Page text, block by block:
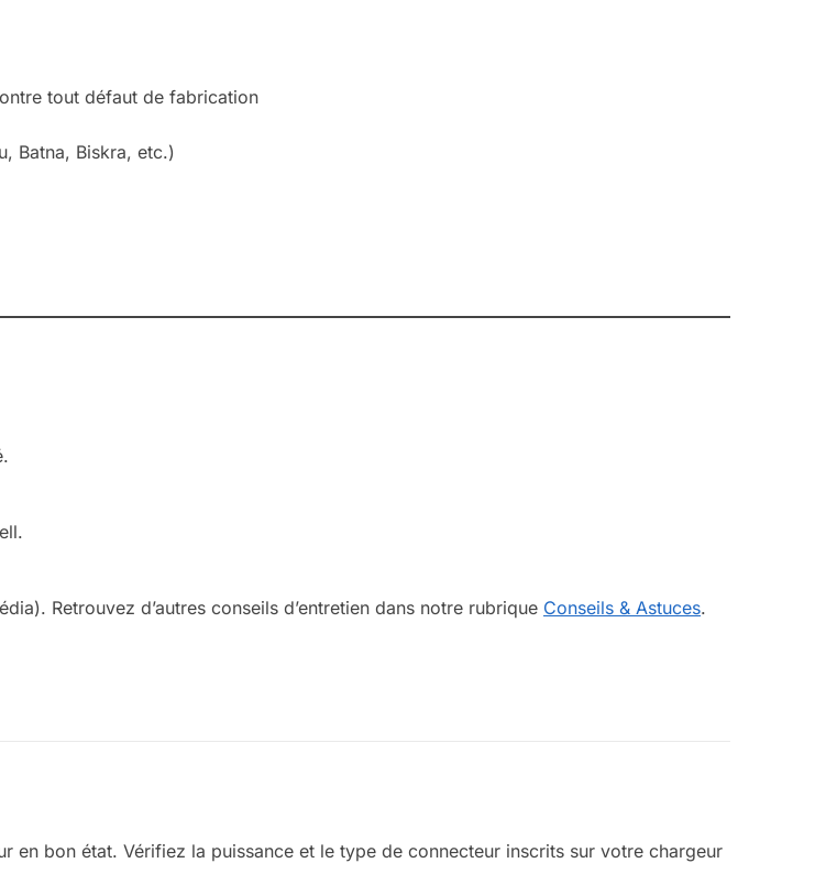
tout défaut de fabrication
Batna, Biskra, etc.)
Retrouvez d’autres conseils d’entretien dans notre rubrique Conseils & Astuces.
en bon état. Vérifiez la puissance et le type de connecteur inscrits sur votre chargeur